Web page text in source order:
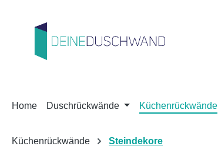
Home Duschrückwände Küchenrückwände
Küchenrückwände Steindekore